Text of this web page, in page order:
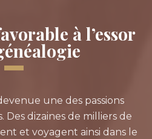
à l’essor
une des passions
Des dizaines de milliers de
et voyagent ainsi dans le